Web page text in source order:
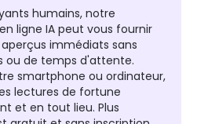
humains, notre
ligne IA peut vous fournir
immédiats sans
ou de temps d'attente.
smartphone ou ordinateur,
lectures de fortune
et en tout lieu. Plus